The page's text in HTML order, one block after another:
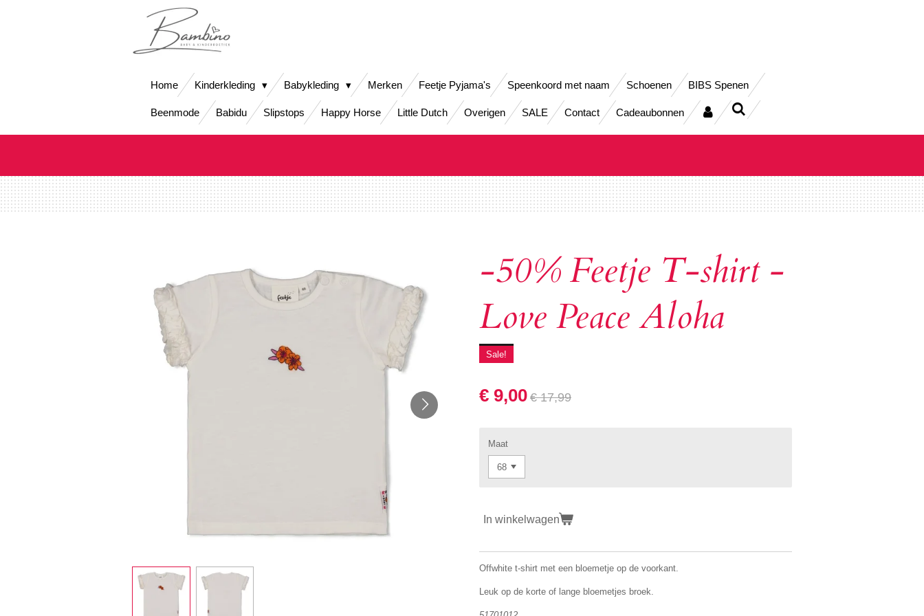
Home Kinderkleding Babykleding Merken Feetje Pyjama's Speenkoord met naam Schoenen BIBS Spenen
Beenmode Babidu Slipstops Happy Horse Little Dutch Overigen SALE Contact Cadeaubonnen
-50% Feetje T-shirt -
Love Peace Aloha
Sale!
€ 9,00€ 17,99
Maat
In winkelwagen
Offwhite t-shirt met een bloemetje op de voorkant.
Leuk op de korte of lange bloemetjes broek.